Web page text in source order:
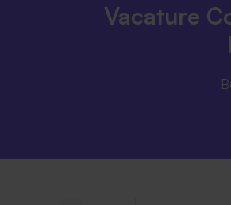
Vacature